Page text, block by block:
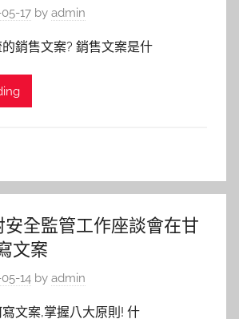
17 by admin
銷售文案? 銷售文案是什
全監管工作座談會在甘
文案
14 by admin
文案,掌握八大原則! 什